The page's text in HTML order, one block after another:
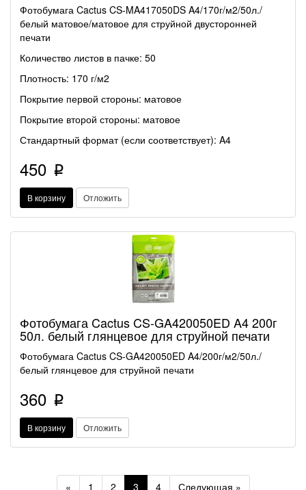
Фотобумага Cactus CS-MA417050DS A4/170г/м2/50л./
белый матовое/матовое для струйной двусторонней
печати
Количество листов в пачке: 50
Плотность: 170 г/м2
Покрытие первой стороны: матовое
Покрытие второй стороны: матовое
Стандартный формат (если соответствует): A4
450 p
В корзину Отложить
Фотобумага Cactus CS-GA420050ED A4 200г
50л. белый глянцевое для струйной печати
Фотобумага Cactus CS-GA420050ED A4/200г/м2/50л./
белый глянцевое для струйной печати
360 p
В корзину Отложить
«Previous
1 2 3 4 Следующая »Next